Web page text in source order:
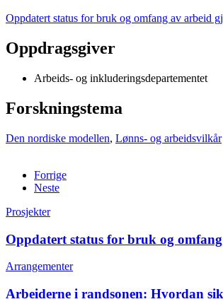
Oppdatert status for bruk og omfang av arbeid
Oppdragsgiver
Arbeids- og inkluderingsdepartementet
Forskningstema
Den nordiske modellen, Lønns- og arbeidsvilkår
Forrige
Neste
Prosjekter
Oppdatert status for bruk og
Arrangementer
Arbeiderne i randsonen: Hvordan